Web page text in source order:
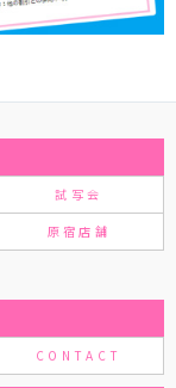
試写会
原宿店舗
CONTACT